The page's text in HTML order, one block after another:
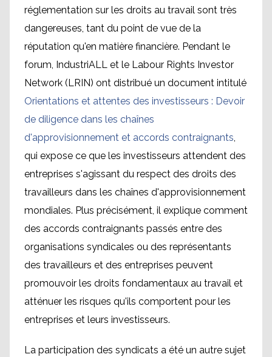
réglementation sur les droits au travail sont très
dangereuses, tant du point de vue de la
réputation qu'en matière financière. Pendant le
forum, IndustriALL et le Labour Rights Investor
Network (LRIN) ont distribué un document intitulé
Orientations et attentes des investisseurs : Devoir
de diligence dans les chaînes
d'approvisionnement et accords contraignants,
qui expose ce que les investisseurs attendent des
entreprises s'agissant du respect des droits des
travailleurs dans les chaînes d'approvisionnement
mondiales. Plus précisément, il explique comment
des accords contraignants passés entre des
organisations syndicales ou des représentants
des travailleurs et des entreprises peuvent
promouvoir les droits fondamentaux au travail et
atténuer les risques qu'ils comportent pour les
entreprises et leurs investisseurs.
La participation des syndicats a été un autre sujet